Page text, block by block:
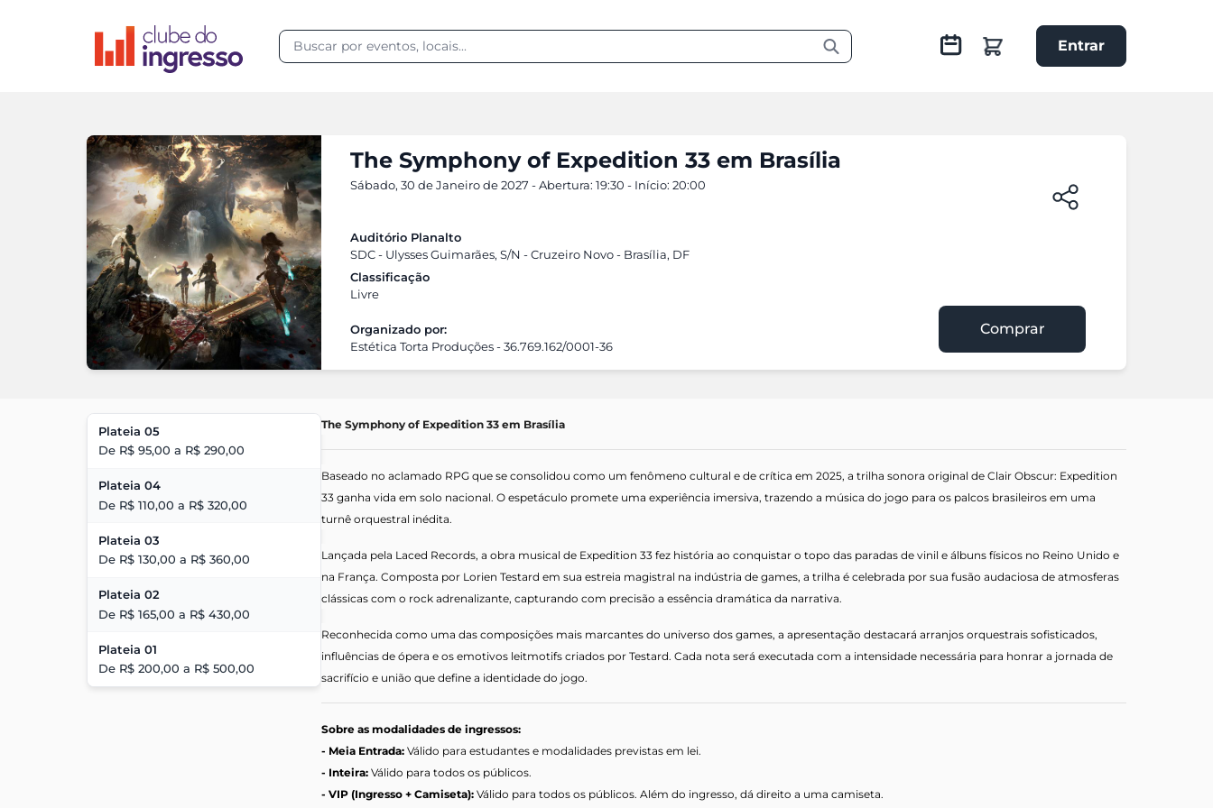
Entrar
The Symphony of Expedition 33 em Brasília
Sábado, 30 de Janeiro de 2027 - Abertura: 19:30 - Início: 20:00
Auditório Planalto
SDC - Ulysses Guimarães, S/N - Cruzeiro Novo - Brasília, DF
Classificação
Livre
Organizado por:
Estética Torta Produções - 36.769.162/0001-36
Comprar
Plateia 05
De R$ 95,00 a R$ 290,00
Plateia 04
De R$ 110,00 a R$ 320,00
Plateia 03
De R$ 130,00 a R$ 360,00
Plateia 02
De R$ 165,00 a R$ 430,00
Plateia 01
De R$ 200,00 a R$ 500,00
The Symphony of Expedition 33 em Brasília
Baseado no aclamado RPG que se consolidou como um fenômeno cultural e de crítica em 2025, a trilha sonora original de Clair Obscur: Expedition
33 ganha vida em solo nacional. O espetáculo promete uma experiência imersiva, trazendo a música do jogo para os palcos brasileiros em uma
turnê orquestral inédita.
Lançada pela Laced Records, a obra musical de Expedition 33 fez história ao conquistar o topo das paradas de vinil e álbuns físicos no Reino Unido e
na França. Composta por Lorien Testard em sua estreia magistral na indústria de games, a trilha é celebrada por sua fusão audaciosa de atmosferas
clássicas com o rock adrenalizante, capturando com precisão a essência dramática da narrativa.
Reconhecida como uma das composições mais marcantes do universo dos games, a apresentação destacará arranjos orquestrais sofisticados,
influências de ópera e os emotivos leitmotifs criados por Testard. Cada nota será executada com a intensidade necessária para honrar a jornada de
sacrifício e união que define a identidade do jogo.
Sobre as modalidades de ingressos:
- Meia Entrada: Válido para estudantes e modalidades previstas em lei.
- Inteira: Válido para todos os públicos.
- VIP (Ingresso + Camiseta): Válido para todos os públicos. Além do ingresso, dá direito a uma camiseta.